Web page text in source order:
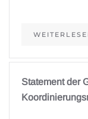
Statement der